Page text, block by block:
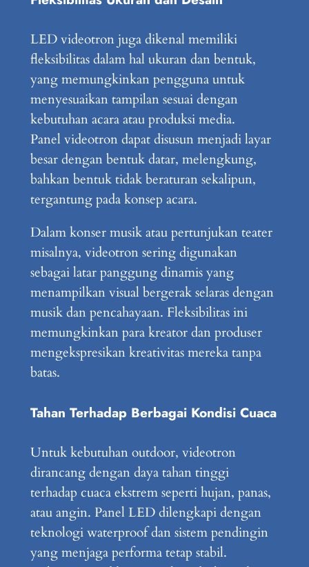
LED videotron juga dikenal memiliki
fleksibilitas dalam hal ukuran dan bentuk,
yang memungkinkan pengguna untuk
menyesuaikan tampilan sesuai dengan
kebutuhan acara atau produksi media.
Panel videotron dapat disusun menjadi layar
besar dengan bentuk datar, melengkung,
bahkan bentuk tidak beraturan sekalipun,
tergantung pada konsep acara.
Dalam konser musik atau pertunjukan teater
misalnya, videotron sering digunakan
sebagai latar panggung dinamis yang
menampilkan visual bergerak selaras dengan
musik dan pencahayaan. Fleksibilitas ini
memungkinkan para kreator dan produser
mengekspresikan kreativitas mereka tanpa
batas.
Tahan Terhadap Berbagai Kondisi Cuaca
Untuk kebutuhan outdoor, videotron
dirancang dengan daya tahan tinggi
terhadap cuaca ekstrem seperti hujan, panas,
atau angin. Panel LED dilengkapi dengan
teknologi waterproof dan sistem pendingin
yang menjaga performa tetap stabil.